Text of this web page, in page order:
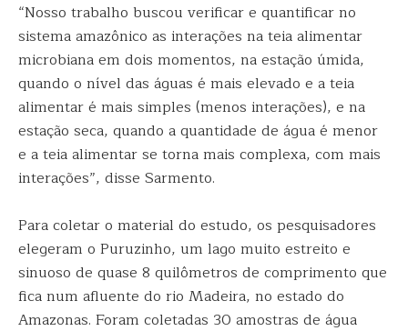
“Nosso trabalho buscou verificar e quantificar no
sistema amazônico as interações na teia alimentar
microbiana em dois momentos, na estação úmida,
quando o nível das águas é mais elevado e a teia
alimentar é mais simples (menos interações), e na
estação seca, quando a quantidade de água é menor
e a teia alimentar se torna mais complexa, com mais
interações”, disse Sarmento.
Para coletar o material do estudo, os pesquisadores
elegeram o Puruzinho, um lago muito estreito e
sinuoso de quase 8 quilômetros de comprimento que
fica num afluente do rio Madeira, no estado do
Amazonas. Foram coletadas 30 amostras de água